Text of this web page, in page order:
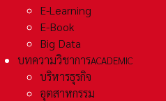
E-Learning
E-Book
Big Data
บทความวิชาการACADEMIC
บริหารธุรกิจ
อุตสาหกรรม